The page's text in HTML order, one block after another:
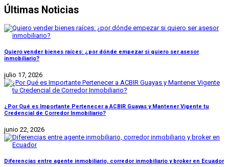
Últimas Noticias
Quiero vender bienes raíces: ¿por dónde empezar si quiero ser asesor
inmobiliario?
julio 17, 2026
¿Por Qué es Importante Pertenecer a ACBIR Guayas y Mantener Vigente tu
Credencial de Corredor Inmobiliario?
junio 22, 2026
Diferencias entre agente inmobiliario, corredor inmobiliario y broker en Ecuador